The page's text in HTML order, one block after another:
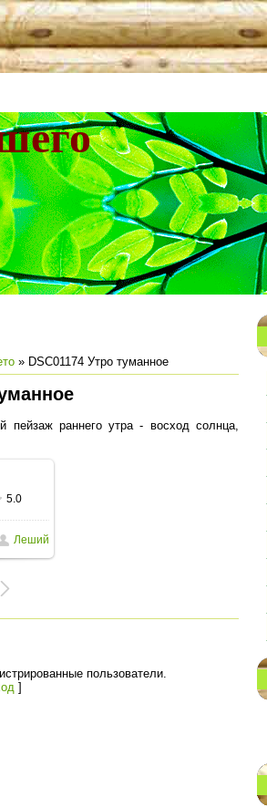
» DSC01174 Утро туманное
пейзаж раннего утра - восход солнца,
5.0
Леший
пользователи.
]